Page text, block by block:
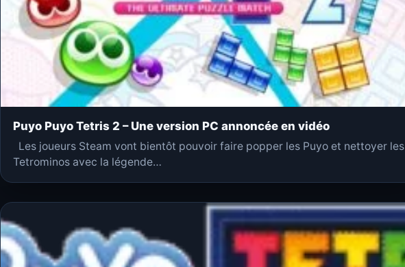
Puyo Puyo Tetris 2 – Une version PC annoncée en vidéo
Les joueurs Steam vont bientôt pouvoir faire popper les Puyo et nettoyer les
Tetrominos avec la légende…